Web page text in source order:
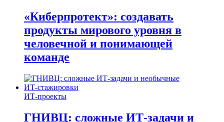
«Киберпротект»: создавать
продукты мирового уровня в
человечной и понимающей
команде
ИТ-проекты
ГНИВЦ: сложные ИТ‑задачи и